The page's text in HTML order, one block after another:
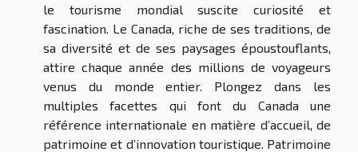
le tourisme mondial suscite curiosité et
fascination. Le Canada, riche de ses traditions, de
sa diversité et de ses paysages époustouflants,
attire chaque année des millions de voyageurs
venus du monde entier. Plongez dans les
multiples facettes qui font du Canada une
référence internationale en matière d’accueil, de
patrimoine et d’innovation touristique. Patrimoine